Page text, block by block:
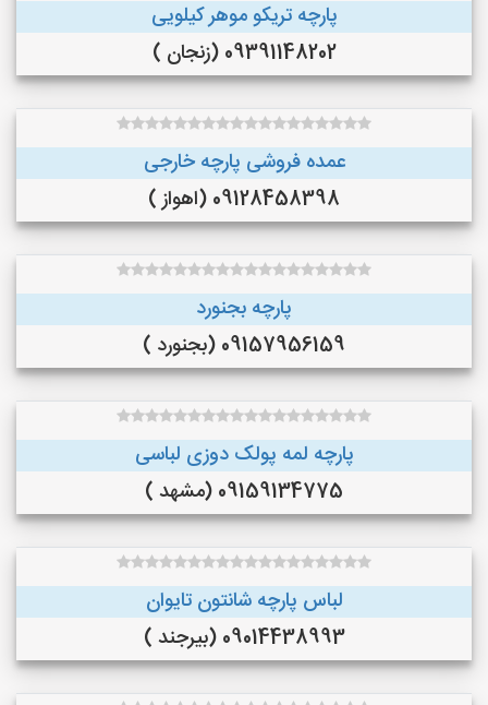
پارچه تریکو موهر کیلویی
09391148202 (زنجان )
عمده فروشی پارچه خارجی
09128458398 (اهواز )
پارچه بجنورد
09157956159 (بجنورد )
پارچه لمه پولک دوزی لباسی
09159134775 (مشهد )
لباس پارچه شانتون تایوان
09014438993 (بیرجند )